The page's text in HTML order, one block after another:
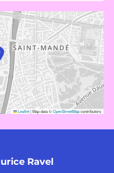
Leaflet|Map data ©OpenStreetMapcontributors
Ravel